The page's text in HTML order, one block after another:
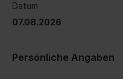
Datum
07.08.2026
Persönliche Angaben